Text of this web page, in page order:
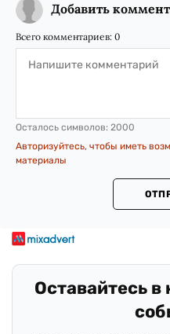
Добавить
Всего комментариев: 0
Осталось символов: 2000
Авторизуйтесь, чтобы иметь
материалы
Оставайтесь в